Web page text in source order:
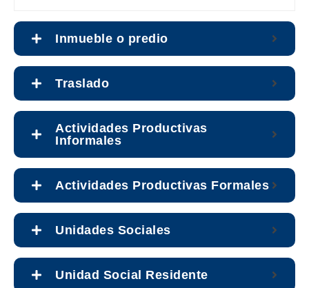
Inmueble o predio
Traslado
Actividades Productivas
Informales
Actividades Productivas Formales
Unidades Sociales
Unidad Social Residente